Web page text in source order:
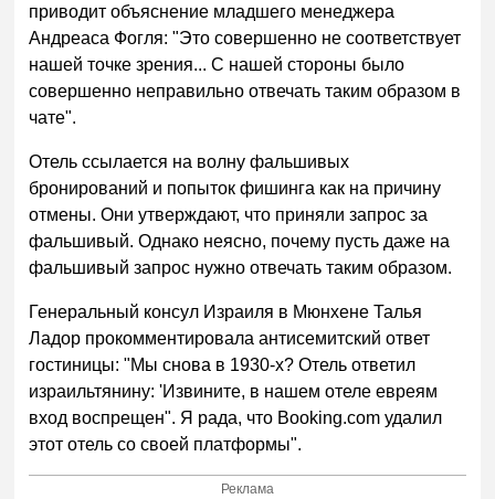
приводит объяснение младшего менеджера
Андреаса Фогля: "Это совершенно не соответствует
нашей точке зрения... С нашей стороны было
совершенно неправильно отвечать таким образом в
чате".
Отель ссылается на волну фальшивых
бронирований и попыток фишинга как на причину
отмены. Они утверждают, что приняли запрос за
фальшивый. Однако неясно, почему пусть даже на
фальшивый запрос нужно отвечать таким образом.
Генеральный консул Израиля в Мюнхене Талья
Ладор прокомментировала антисемитский ответ
гостиницы: "Мы снова в 1930-х? Отель ответил
израильтянину: 'Извините, в нашем отеле евреям
вход воспрещен". Я рада, что Booking.com удалил
этот отель со своей платформы".
Реклама